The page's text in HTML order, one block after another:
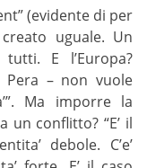
(evidente di per
uguale. Un
E l’Europa?
Pera – non vuole
Ma imporre la
un conflitto? “E’ il
debole. C’e’